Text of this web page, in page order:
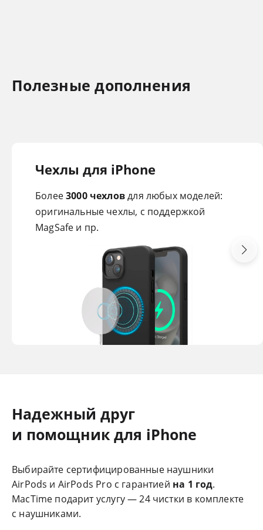
Полезные дополнения
Чехлы для iPhone
Более3000 чехловдля любых моделей:
оригинальные чехлы, с поддержкой
MagSafe и пр.
Надежный друг
и помощник для iPhone
Выбирайте сертифицированные наушники
AirPods и AirPods Pro с гарантией на 1 год.
MacTime подарит услугу — 24 чистки в комплекте
с наушниками.